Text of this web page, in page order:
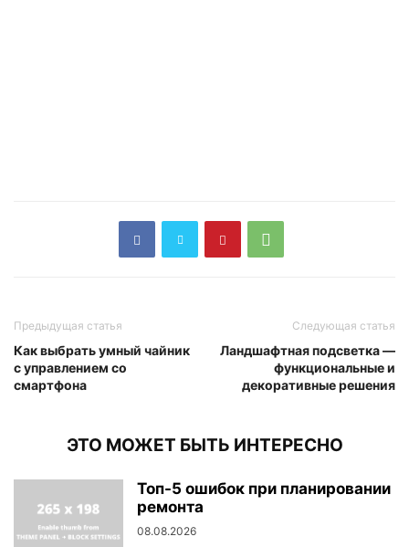
Предыдущая статья
Как выбрать умный чайник
с управлением со
смартфона
Следующая статья
Ландшафтная подсветка —
функциональные и
декоративные решения
ЭТО МОЖЕТ БЫТЬ ИНТЕРЕСНО
Топ-5 ошибок при планировании
ремонта
08.08.2026